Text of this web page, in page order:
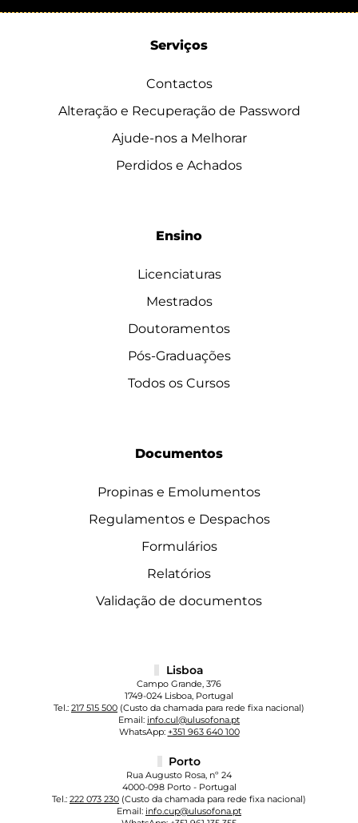
Serviços
Contactos
Alteração e Recuperação de Password
Ajude-nos a Melhorar
Perdidos e Achados
Ensino
Licenciaturas
Mestrados
Doutoramentos
Pós-Graduações
Todos os Cursos
Documentos
Propinas e Emolumentos
Regulamentos e Despachos
Formulários
Relatórios
Validação de documentos
Lisboa
Campo Grande, 376
1749-024 Lisboa, Portugal
Tel.: 217 515 500 (Custo da chamada para rede fixa nacional)
Email: info.cul@ulusofona.pt
WhatsApp: +351 963 640 100
Porto
Rua Augusto Rosa, nº 24
4000-098 Porto - Portugal
Tel.: 222 073 230 (Custo da chamada para rede fixa nacional)
Email: info.cup@ulusofona.pt